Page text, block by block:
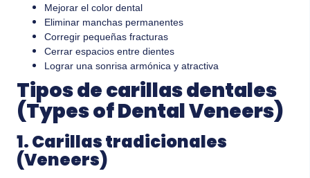
Mejorar el color dental
Eliminar manchas permanentes
Corregir pequeñas fracturas
Cerrar espacios entre dientes
Lograr una sonrisa armónica y atractiva
Tipos de carillas dentales
(Types of Dental Veneers)
1. Carillas tradicionales
(Veneers)